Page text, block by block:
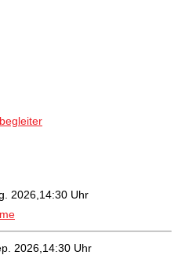
2026,14:30 Uhr
2026,14:30 Uhr